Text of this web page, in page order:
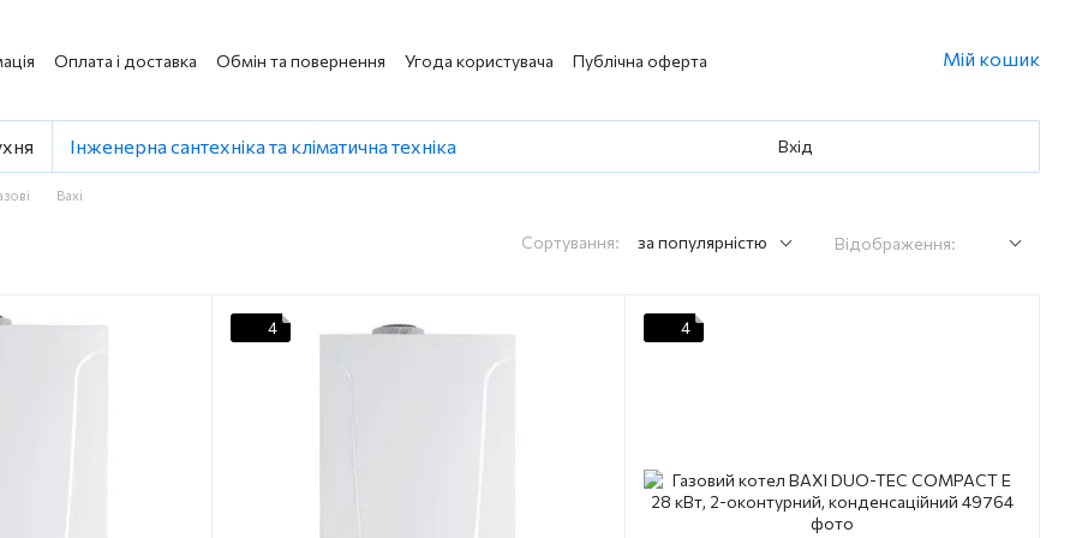
Оплата і доставка Обмін та повернення Угода користувача Публічна оферта Мій кошик
Інженерна сантехніка та кліматична техніка Вхід
Baxi
Сортування: за популярністю Відображення:
4 4